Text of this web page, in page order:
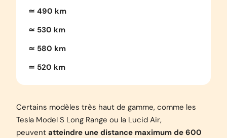
≃ 490 km
≃ 530 km
≃ 580 km
≃ 520 km
Certains modèles très haut de gamme, comme les
Tesla Model S Long Range ou la Lucid Air,
peuvent atteindre une distance maximum de 600